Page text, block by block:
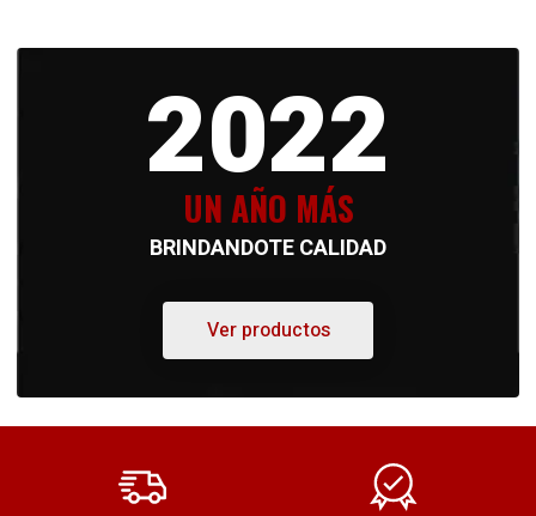
2022
UN AÑO MÁS
BRINDANDOTE CALIDAD
Ver productos